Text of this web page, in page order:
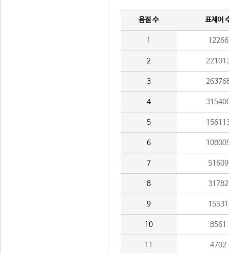
음절 수 표제어
1 12266
2
3
4
5
6
7 51609
8 31782
9 15531
10 8561
11 4702